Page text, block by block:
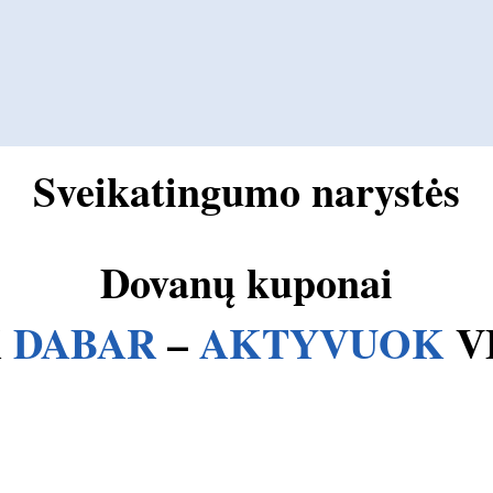
Sveikatingumo narystės
Dovanų kuponai
DABAR–AKTYVUOK